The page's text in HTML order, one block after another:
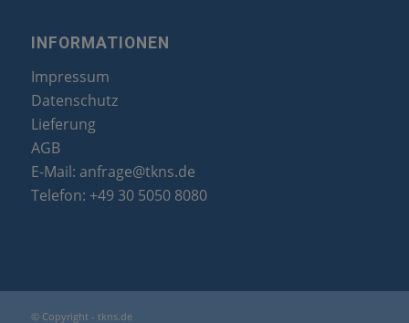
INFORMATIONEN
Impressum
Datenschutz
Lieferung
AGB
E-Mail: anfrage@tkns.de
Telefon: +49 30 5050 8080
© Copyright - tkns.de